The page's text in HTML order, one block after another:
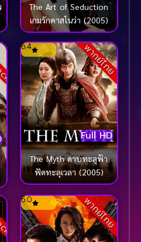
The Art of Seduction
เกมรักคาสโนว่า (2005)
พากย์ไทย
Full HD
6.4
The Myth ดาบทะลุฟ้า
ฟัดทะลุเวลา (2005)
พากย์ไทย
6.0